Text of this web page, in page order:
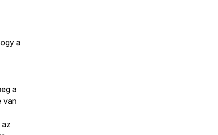
a
a
van
az